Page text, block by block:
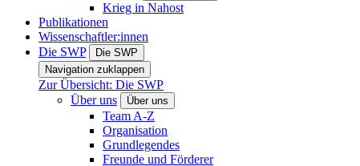
Krieg in Nahost
Publikationen
Wissenschaftler:innen
Die SWP
Die SWP
Navigation zuklappen
Zur Übersicht: Die SWP
Über uns
Über uns
Team A-Z
Organisation
Grundlegendes
Freunde und Förderer